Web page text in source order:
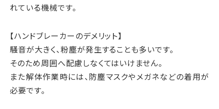
れている機械です。
【ハンドブレーカーのデメリット】
騒音が大きく、粉塵が発生することも多いです。
そのため周囲へ配慮しなくてはいけません。
また解体作業時には、防塵マスクやメガネなどの着用が
必要です。